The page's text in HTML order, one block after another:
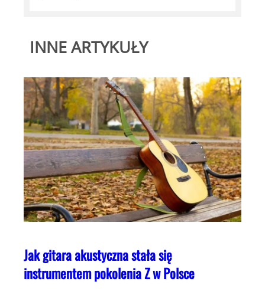
INNE ARTYKUŁY
Jak gitara akustyczna stała się
instrumentem pokolenia Z w Polsce